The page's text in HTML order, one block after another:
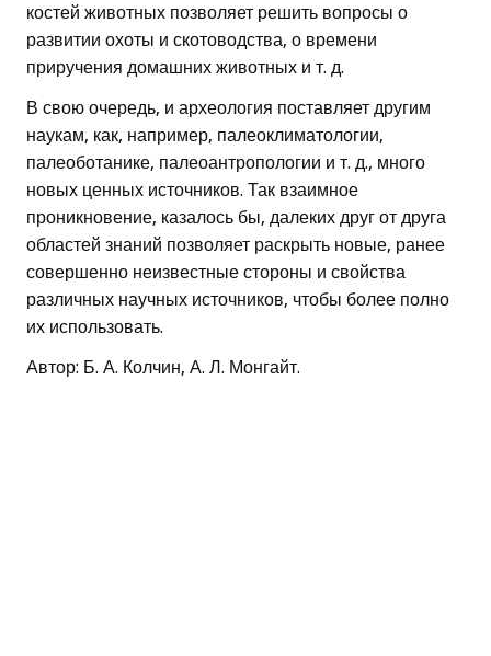
костей животных позволяет решить вопросы о
развитии охоты и скотоводства, о времени
приручения домашних животных и т. д.
В свою очередь, и археология поставляет другим
наукам, как, например, палеоклиматологии,
палеоботанике, палеоантропологии и т. д., много
новых ценных источников. Так взаимное
проникновение, казалось бы, далеких друг от друга
областей знаний позволяет раскрыть новые, ранее
совершенно неизвестные стороны и свойства
различных научных источников, чтобы более полно
их использовать.
Автор: Б. А. Колчин, А. Л. Монгайт.